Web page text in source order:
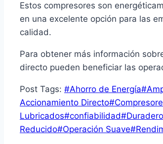
Estos compresores son
en una excelente opción para las
calidad.
Para obtener más información
directo pueden beneficiar las
Post Tags: #Ahorro de Energía#
Accionamiento Directo#
Lubricados#confiabilidad#Duradero
Reducido#Operación Suave#